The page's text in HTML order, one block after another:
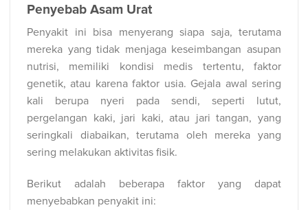
Penyebab Asam Urat
Penyakit ini bisa menyerang siapa saja, terutama
mereka yang tidak menjaga keseimbangan asupan
nutrisi, memiliki kondisi medis tertentu, faktor
genetik, atau karena faktor usia. Gejala awal sering
kali berupa nyeri pada sendi, seperti lutut,
pergelangan kaki, jari kaki, atau jari tangan, yang
seringkali diabaikan, terutama oleh mereka yang
sering melakukan aktivitas fisik.
Berikut adalah beberapa faktor yang dapat
menyebabkan penyakit ini: